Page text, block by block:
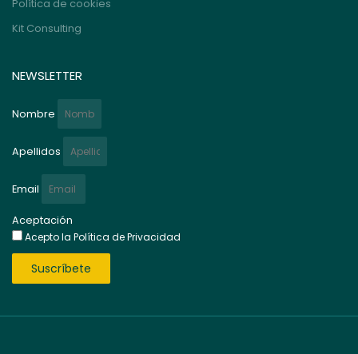
Política de cookies
Kit Consulting
NEWSLETTER
Nombre
Apellidos
Email
Aceptación
Acepto la Política de Privacidad
Suscríbete